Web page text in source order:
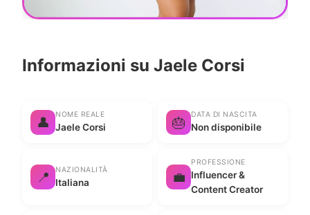
Informazioni su Jaele Corsi
👤 NOME REALE
Jaele Corsi 🎂 DATA DI NASCITA
Non disponibile
📍 NAZIONALITÀ
Italiana 💼
PROFESSIONE
Influencer &
Content Creator